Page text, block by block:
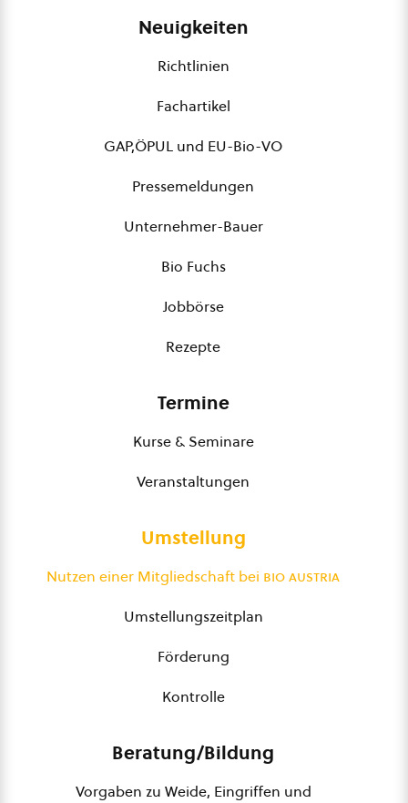
Neuigkeiten
Richtlinien
Fachartikel
GAP,ÖPUL und EU-Bio-VO
Pressemeldungen
Unternehmer-Bauer
Bio Fuchs
Jobbörse
Rezepte
Termine
Kurse & Seminare
Veranstaltungen
Umstellung
Nutzen einer Mitgliedschaft bei bio austria
Umstellungszeitplan
Förderung
Kontrolle
Beratung/Bildung
Vorgaben zu Weide, Eingriffen und